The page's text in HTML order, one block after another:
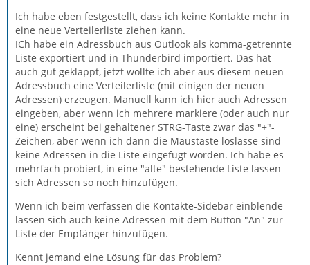
Ich habe eben festgestellt, dass ich keine Kontakte mehr in
eine neue Verteilerliste ziehen kann.
ICh habe ein Adressbuch aus Outlook als komma-getrennte
Liste exportiert und in Thunderbird importiert. Das hat
auch gut geklappt, jetzt wollte ich aber aus diesem neuen
Adressbuch eine Verteilerliste (mit einigen der neuen
Adressen) erzeugen. Manuell kann ich hier auch Adressen
eingeben, aber wenn ich mehrere markiere (oder auch nur
eine) erscheint bei gehaltener STRG-Taste zwar das "+"-
Zeichen, aber wenn ich dann die Maustaste loslasse sind
keine Adressen in die Liste eingefügt worden. Ich habe es
mehrfach probiert, in eine "alte" bestehende Liste lassen
sich Adressen so noch hinzufügen.
Wenn ich beim verfassen die Kontakte-Sidebar einblende
lassen sich auch keine Adressen mit dem Button "An" zur
Liste der Empfänger hinzufügen.
Kennt jemand eine Lösung für das Problem?